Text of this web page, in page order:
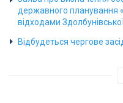
державного планування
відходами
Відбудеться чергове